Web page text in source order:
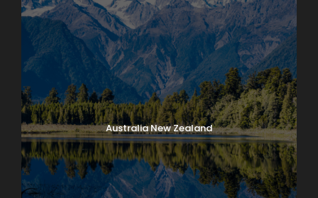
Australia New Zealand